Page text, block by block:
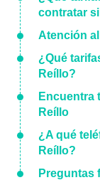
contratar
Atención
¿Qué
Reíllo?
Encuentra
Reíllo
¿A qué
Reíllo?
Preguntas